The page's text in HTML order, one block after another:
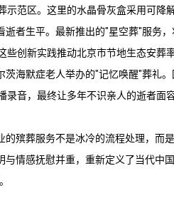
示范区。这里的水晶骨灰盒采用可降
者生平。最新推出的"星空葬"服务
创新实践推动北京市节地生态安葬率
海默症老人举办的"记忆唤醒"葬礼
录音，最终让多年不识亲人的逝者面
殡葬服务不是冰冷的流程处理，而
情感抚慰并重，重新定义了当代中